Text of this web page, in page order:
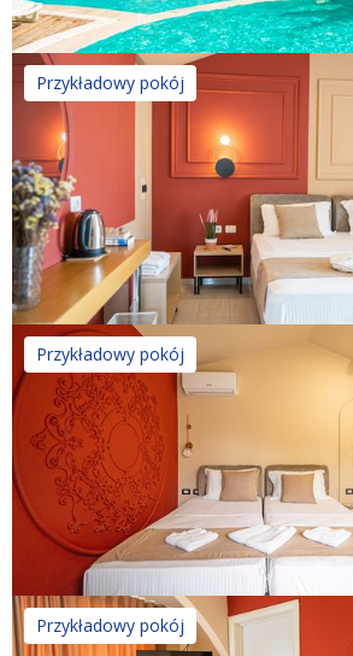
Przykładowy pokój
Przykładowy pokój
Przykładowy pokój